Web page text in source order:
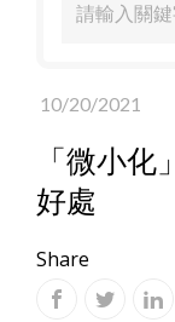
10/20/2021
「微小
好處
Share